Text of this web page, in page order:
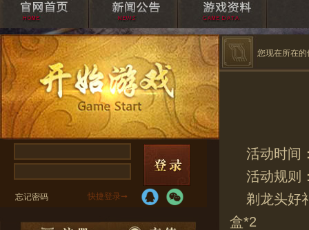
您现在所在
活动时间
活动规则
剃龙头好
盒*2